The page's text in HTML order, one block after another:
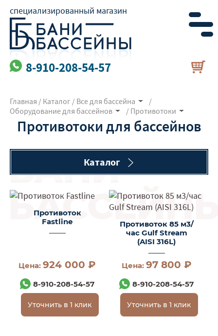
специализированный магазин
8-910-208-54-57
Главная / Каталог / Все для бассейна
/
Оборудование для бассейнов
/ Противотоки
Противотоки для бассейнов
Каталог
Противоток
Fastline
Цена:924 000 ₽
8-910-208-54-57
Уточнить в 1 клик
Противоток 85 м3/
час Gulf Stream
(AISI 316L)
Цена: 97 800 ₽
8-910-208-54-57
Уточнить в 1 клик